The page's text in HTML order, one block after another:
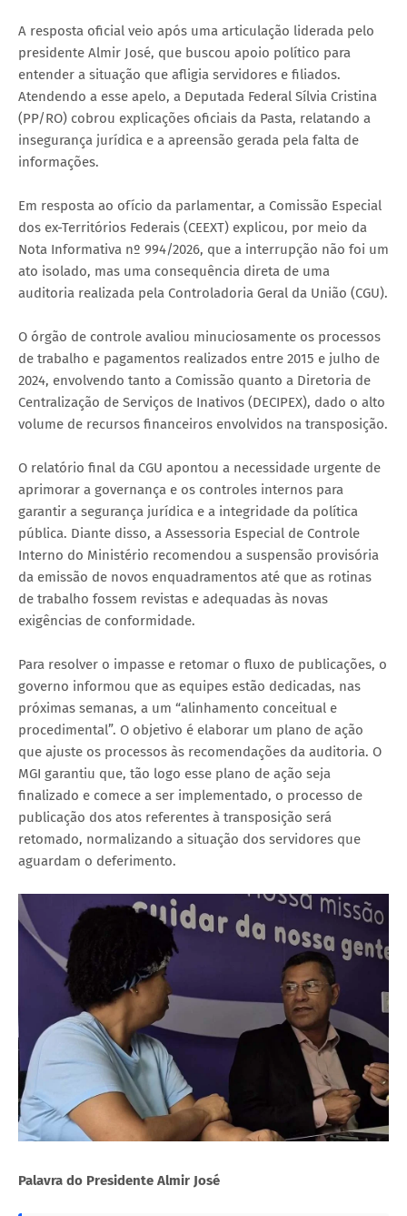
A resposta oficial veio após uma articulação liderada pelo
presidente Almir José, que buscou apoio político para
entender a situação que afligia servidores e filiados.
Atendendo a esse apelo, a Deputada Federal Sílvia Cristina
(PP/RO) cobrou explicações oficiais da Pasta, relatando a
insegurança jurídica e a apreensão gerada pela falta de
informações.
Em resposta ao ofício da parlamentar, a Comissão Especial
dos ex-Territórios Federais (CEEXT) explicou, por meio da
Nota Informativa nº 994/2026, que a interrupção não foi um
ato isolado, mas uma consequência direta de uma
auditoria realizada pela Controladoria Geral da União (CGU).
O órgão de controle avaliou minuciosamente os processos
de trabalho e pagamentos realizados entre 2015 e julho de
2024, envolvendo tanto a Comissão quanto a Diretoria de
Centralização de Serviços de Inativos (DECIPEX), dado o alto
volume de recursos financeiros envolvidos na transposição.
O relatório final da CGU apontou a necessidade urgente de
aprimorar a governança e os controles internos para
garantir a segurança jurídica e a integridade da política
pública. Diante disso, a Assessoria Especial de Controle
Interno do Ministério recomendou a suspensão provisória
da emissão de novos enquadramentos até que as rotinas
de trabalho fossem revistas e adequadas às novas
exigências de conformidade.
Para resolver o impasse e retomar o fluxo de publicações, o
governo informou que as equipes estão dedicadas, nas
próximas semanas, a um “alinhamento conceitual e
procedimental”. O objetivo é elaborar um plano de ação
que ajuste os processos às recomendações da auditoria. O
MGI garantiu que, tão logo esse plano de ação seja
finalizado e comece a ser implementado, o processo de
publicação dos atos referentes à transposição será
retomado, normalizando a situação dos servidores que
aguardam o deferimento.
Palavra do Presidente Almir José